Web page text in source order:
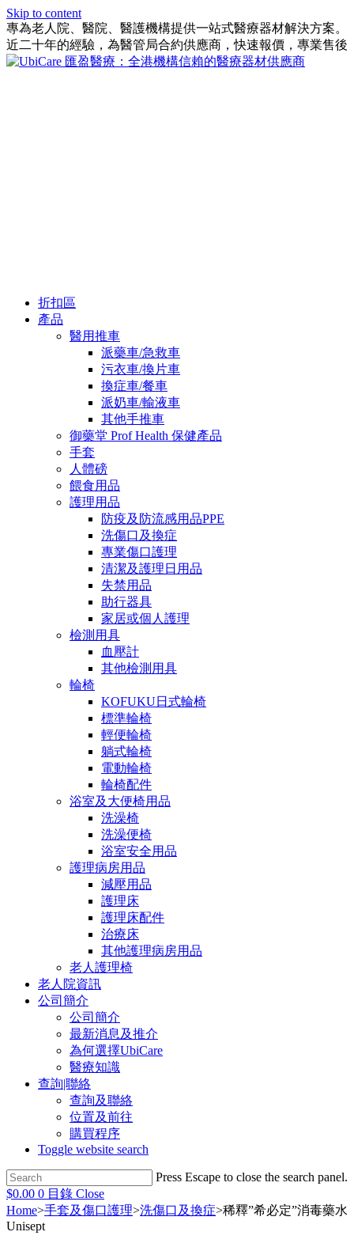
Skip to content
專為老人院、醫院、醫護機構提供一站式醫療器材解決方案。
近二十年的經驗，為醫管局合約供應商，快速報價，專業售後
折扣區
產品
醫用推車
派藥車/急救車
污衣車/換片車
換症車/餐車
派奶車/輸液車
其他手推車
御藥堂 Prof Health 保健產品
手套
人體磅
餵食用品
護理用品
防疫及防流感用品PPE
洗傷口及換症
專業傷口護理
清潔及護理日用品
失禁用品
助行器具
家居或個人護理
檢測用具
血壓計
其他檢測用具
輪椅
KOFUKU日式輪椅
標準輪椅
輕便輪椅
躺式輪椅
電動輪椅
輪椅配件
浴室及大便椅用品
洗澡椅
洗澡便椅
浴室安全用品
護理病房用品
減壓用品
護理床
護理床配件
治療床
其他護理病房用品
老人護理椅
老人院資訊
公司簡介
公司簡介
最新消息及推介
為何選擇UbiCare
醫療知識
查詢|聯絡
查詢及聯絡
位置及前往
購買程序
Toggle website search
Press Escape to close the search panel.
$0.00 0 目錄 Close
Home>手套及傷口護理>洗傷口及換症>稀釋”希必定”消毒藥水
Unisept